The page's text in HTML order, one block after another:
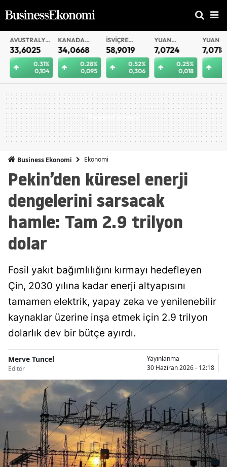
AVUSTRALYA
DOLARI
33,6025
0.31%
0,104
KANADA
DOLARI
34,0668
0.28%
0,095
İSVIÇRE
FRANKI
58,9019
0.52%
0,306
YUAN
OFFSHORE
7,0724
0.25%
0,018
YUAN
7,0718
Business Ekonomi Ekonomi
Pekin’den küresel enerji
dengelerini sarsacak
hamle: Tam 2.9 trilyon
dolar
Fosil yakıt bağımlılığını kırmayı hedefleyen
Çin, 2030 yılına kadar enerji altyapısını
tamamen elektrik, yapay zeka ve yenilenebilir
kaynaklar üzerine inşa etmek için 2.9 trilyon
dolarlık dev bir bütçe ayırdı.
Merve Tuncel
Editör
Yayınlanma
30 Haziran 2026 - 12:18